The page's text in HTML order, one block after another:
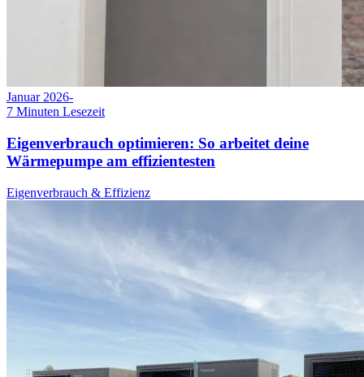
Januar 2026-
7 Minuten Lesezeit
Eigenverbrauch optimieren: So arbeitet deine
Wärmepumpe am effizientesten
Eigenverbrauch & Effizienz